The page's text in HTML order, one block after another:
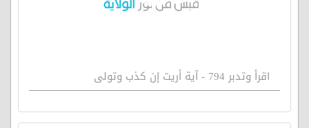
اقرأ وتدبر 794 - آية أريت إن كذب وتولى